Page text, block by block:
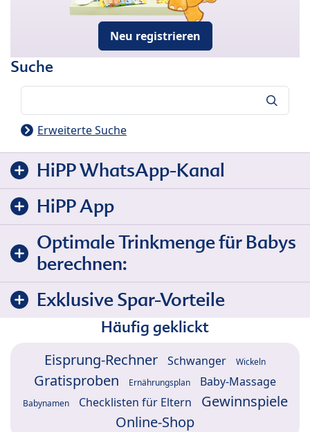
Neu registrieren
Suche
Erweiterte Suche
HiPP WhatsApp-Kanal
HiPP App
Optimale Trinkmenge für Babys
berechnen:
Exklusive Spar-Vorteile
Häufig geklickt
Eisprung-Rechner Schwanger Wickeln
Gratisproben Ernährungsplan Baby-Massage
Babynamen Checklisten für Eltern
Gewinnspiele
Online-Shop